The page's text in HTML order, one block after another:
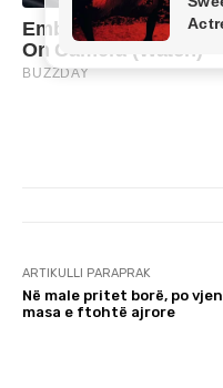
ARTIKULLI PARAPRAK
Në male pritet borë, po vjen
masa e ftohtë ajrore